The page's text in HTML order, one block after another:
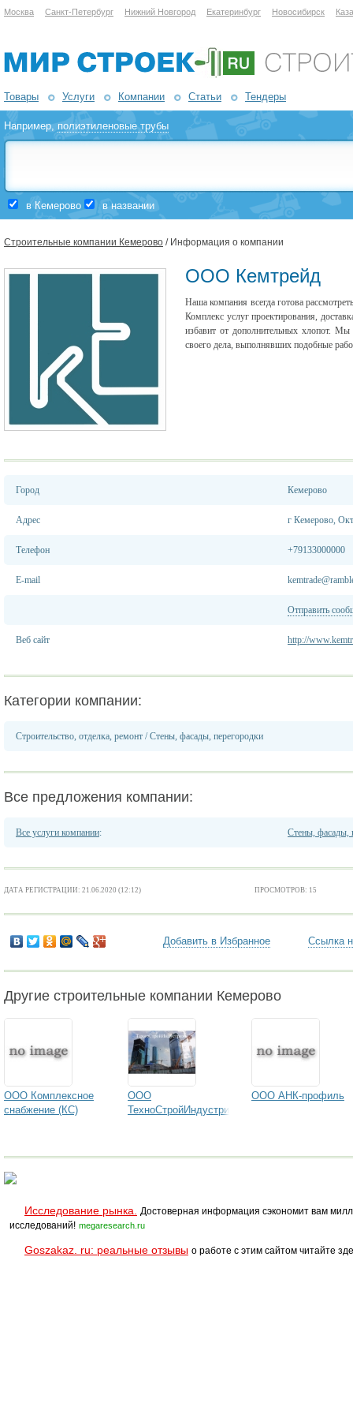
Москва Санкт-Петербург Нижний Новгород Екатеринбург Новосибирск
Товары Услуги Компании Статьи Тендеры
Например,полиэтиленовые трубы
в Кемерово в названии
Строительные компании Кемерово / Информация о компании
ООО Кемтрейд
Наша компания всегда готова
Комплекс услуг проектирования,
избавит от дополнительных хлопот. Мы
своего дела, выполнявших подобные
Город Кемерово
Адрес г Кемерово,
Телефон +79133000000
E-mail
Отправить
Веб сайт http://
Категории компании:
Строительство, отделка, ремонт /Стены, фасады, перегородки
Все предложения компании:
Все услуги компании: Стены, фасады,
ДАТА РЕГИСТРАЦИИ: 21.06.2020 (12:12) ПРОСМОТРОВ: 15
Добавить в Избранное Ссылка
Другие строительные компании Кемерово
ООО Комплексное
снабжение (КС)
ООО
ТехноСтройИндустрия
ООО АНК-профиль
Исследование рынка.
Достоверная информация сэкономит вам
исследований! megaresearch.ru
Goszakaz. ru: реальные отзывы о работе с этим сайтом читайте